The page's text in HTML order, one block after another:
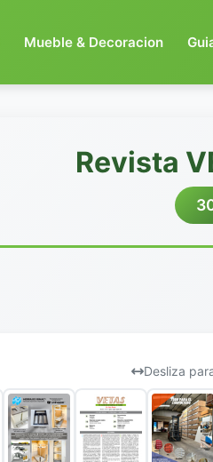
Mueble & Decoracion
Revista
Desliza